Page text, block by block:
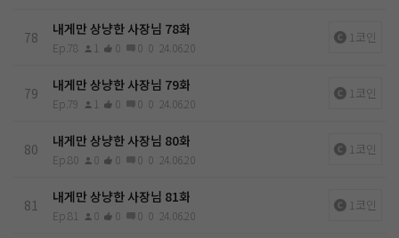
78 내게만 상냥한 사장님 78화
Ep.78 1 0 0 0 24.06.20
1코인
79 내게만 상냥한 사장님 79화
Ep.79 1 0 0 0 24.06.20
1코인
80 내게만 상냥한 사장님 80화
Ep.80 0 0 0 0 24.06.20
1코인
81 내게만 상냥한 사장님 81화
Ep.81 0 0 0 0 24.06.20
1코인